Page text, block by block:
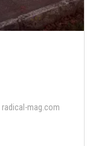
radical-mag.com